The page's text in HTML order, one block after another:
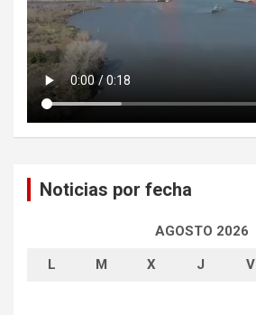
Noticias por fecha
AGOSTO 2026
L M X J V